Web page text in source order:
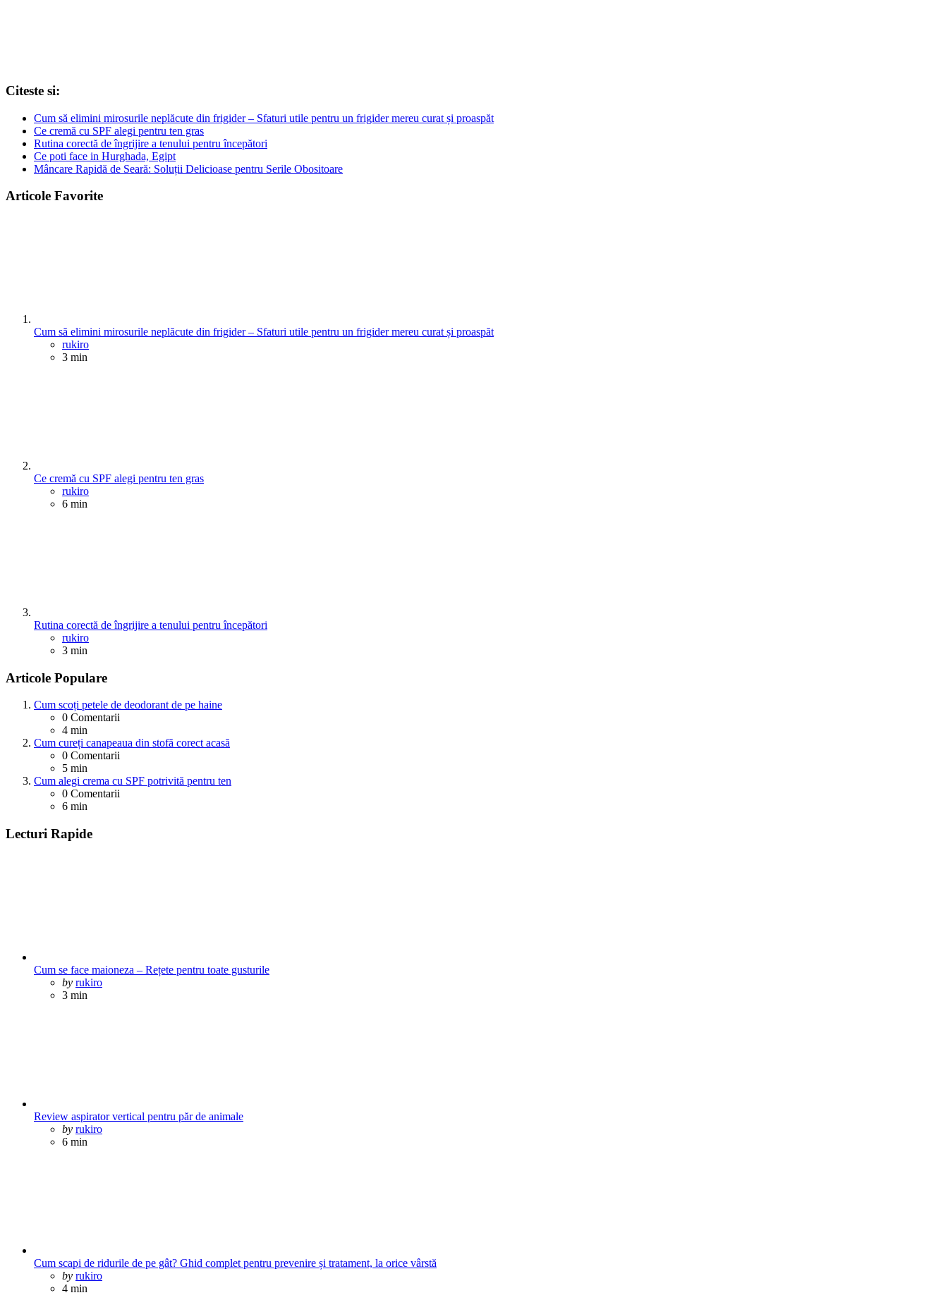
Citeste si:
Cum să elimini mirosurile neplăcute din frigider – Sfaturi utile pentru un frigider mereu curat și proaspăt
Ce cremă cu SPF alegi pentru ten gras
Rutina corectă de îngrijire a tenului pentru începători
Ce poti face in Hurghada, Egipt
Mâncare Rapidă de Seară: Soluții Delicioase pentru Serile Obositoare
Articole Favorite
Cum să elimini mirosurile neplăcute din frigider – Sfaturi utile pentru un frigider mereu curat și proaspăt
Posted
rukiro
3 min
Ce cremă cu SPF alegi pentru ten gras
Posted
rukiro
6 min
Rutina corectă de îngrijire a tenului pentru începători
Posted
rukiro
3 min
Articole Populare
Cum scoți petele de deodorant de pe haine
0 Comentarii
4 min
Cum cureți canapeaua din stofă corect acasă
0 Comentarii
5 min
Cum alegi crema cu SPF potrivită pentru ten
0 Comentarii
6 min
Lecturi Rapide
Cum se face maioneza – Rețete pentru toate gusturile
Posted
by rukiro
3 min
Review aspirator vertical pentru păr de animale
Posted
by rukiro
6 min
Cum scapi de ridurile de pe gât? Ghid complet pentru prevenire și tratament, la orice vârstă
Posted
by rukiro
4 min